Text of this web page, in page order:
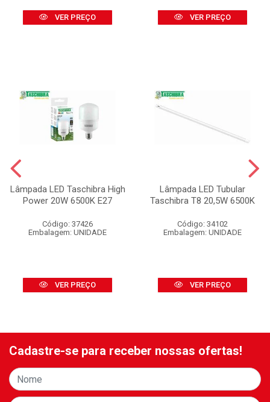
VER PREÇO VER PREÇO
Lâmpada LED Taschibra High
Power 20W 6500K E27
Código: 37426
Embalagem: UNIDADE
VER PREÇO
Lâmpada LED Tubular
Taschibra T8 20,5W 6500K
Código: 34102
Embalagem: UNIDADE
VER PREÇO
Cadastre-se para receber nossas ofertas!